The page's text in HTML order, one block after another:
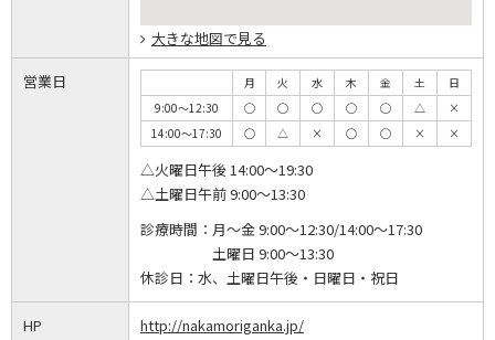
大きな地図で見る
営業日 月 火 水 木 金 土
日
9:00～12:30
◯ ◯ ◯ ◯ ◯ △
×
14:00～17:30
◯ △ × ◯ ◯ × ×
△火曜日午後 14:00～19:30
△土曜日午前 9:00～13:30
診療時間： 月～金 9:00～12:30/14:00～17:30
土曜日 9:00～13:30
休診日： 水、土曜日午後・日曜日・祝日
HP http://nakamoriganka.jp/